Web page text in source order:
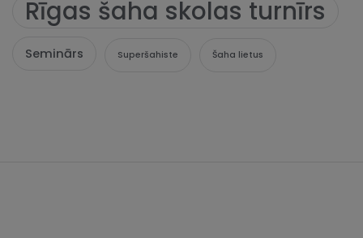
Rīgas šaha skolas turnīrs
Seminārs Superšahiste Šaha lietus